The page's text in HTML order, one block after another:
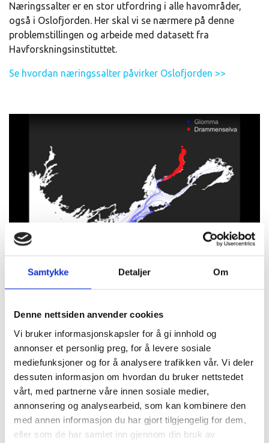
Samtykke Detaljer Om
Denne nettsiden anvender cookies
Vi bruker informasjonskapsler for å gi innhold og
annonser et personlig preg, for å levere sosiale
mediefunksjoner og for å analysere trafikken vår. Vi deler
dessuten informasjon om hvordan du bruker nettstedet
vårt, med partnerne våre innen sosiale medier,
annonsering og analysearbeid, som kan kombinere den
med annen informasjon du har gjort tilgjengelig for dem,
eller som de har samlet inn gjennom din bruk av
Næringssalter er en stor utfordring i alle havområder,
også i Oslofjorden. Her skal vi se nærmere på denne
problemstillingen og arbeide med datasett fra
Havforskningsinstituttet.
Se hvordan næringssalter påvirker Oslofjorden >>
Modell av havstrømmer
Drammenselva og Glomma? Filmen i denne oppgaven
viser tydelig hvordan strømmen beveger seg på
Her finner du en modell av havstrømmer, samt veiledning
og tips til bruk i undervisningen.
Se havstrømmen >>